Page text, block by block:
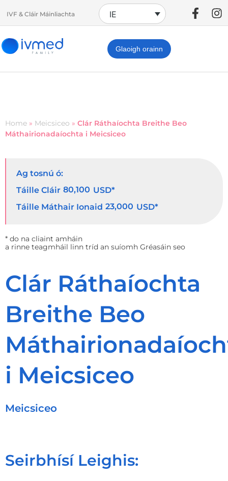
IVF & Cláir Máinliachta IE
Glaoigh orainn
Home » Meicsiceo » Clár Ráthaíochta Breithe Beo
Máthairionadaíochta i Meicsiceo
Ag tosnú ó:
Táille Cláir 80,100 USD*
Táille Máthair Ionaid 23,000 USD*
* do na cliaint amháin
a rinne teagmháil linn tríd an suíomh Gréasáin seo
Clár Ráthaíochta
Breithe Beo
i Meicsiceo
Meicsiceo
Seirbhísí Leighis: